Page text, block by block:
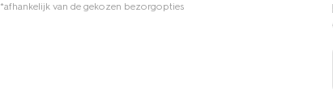
*afhankelijk van de gekozen bezorgopties